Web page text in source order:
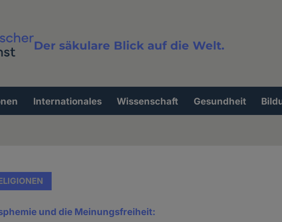
Der säkulare Blick auf die Welt.
Volltextsuche
Internationales Wissenschaft Gesundheit
und die Meinungsfreiheit: